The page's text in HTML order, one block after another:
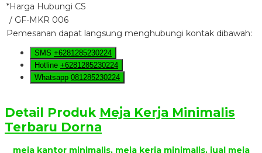
*Harga Hubungi CS
/ GF-MKR 006
Pemesanan dapat langsung menghubungi kontak dibawah:
SMS +6281285230224
Hotline +6281285230224
Whatsapp 081285230224
Detail Produk Meja Kerja Minimalis
Terbaru Dorna
meja kantor minimalis, meja kerja minimalis, jual meja